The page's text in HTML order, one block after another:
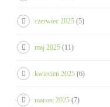
czerwiec 2025 (5)
maj 2025 (11)
kwiecień 2025 (6)
marzec 2025 (7)